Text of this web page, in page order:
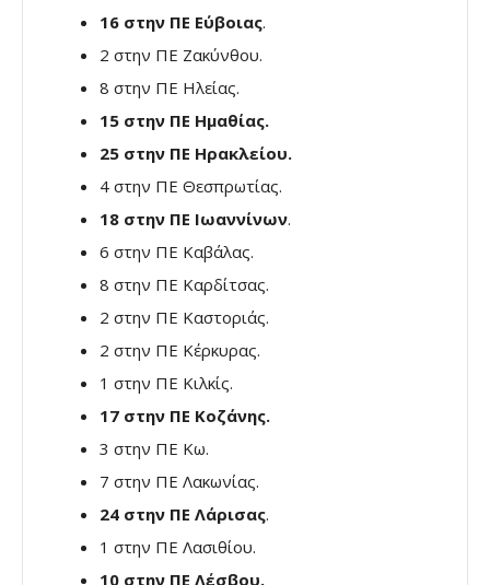
16 στην ΠΕ Εύβοιας.
2 στην ΠΕ Ζακύνθου.
8 στην ΠΕ Ηλείας.
15 στην ΠΕ Ημαθίας.
25 στην ΠΕ Ηρακλείου.
4 στην ΠΕ Θεσπρωτίας.
18 στην ΠΕ Ιωαννίνων.
6 στην ΠΕ Καβάλας.
8 στην ΠΕ Καρδίτσας.
2 στην ΠΕ Καστοριάς.
2 στην ΠΕ Κέρκυρας.
1 στην ΠΕ Κιλκίς.
17 στην ΠΕ Κοζάνης.
3 στην ΠΕ Κω.
7 στην ΠΕ Λακωνίας.
24 στην ΠΕ Λάρισας.
1 στην ΠΕ Λασιθίου.
10 στην ΠΕ Λέσβου.